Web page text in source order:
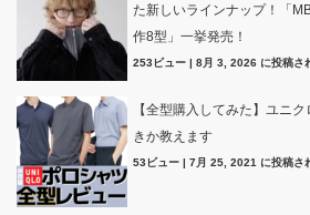
た新しいラインナップ！「
作8型」一挙発売！
253ビュー | 8月 3, 2026 に投稿さ
【全型購入してみた】ユニ
きか教えます
53ビュー | 7月 25, 2021 に投稿さ